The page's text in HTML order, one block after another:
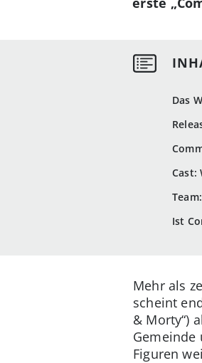
Das
Cast:
Ist
Mehr als
scheint
& Morty“)
Gemeinde
Figuren